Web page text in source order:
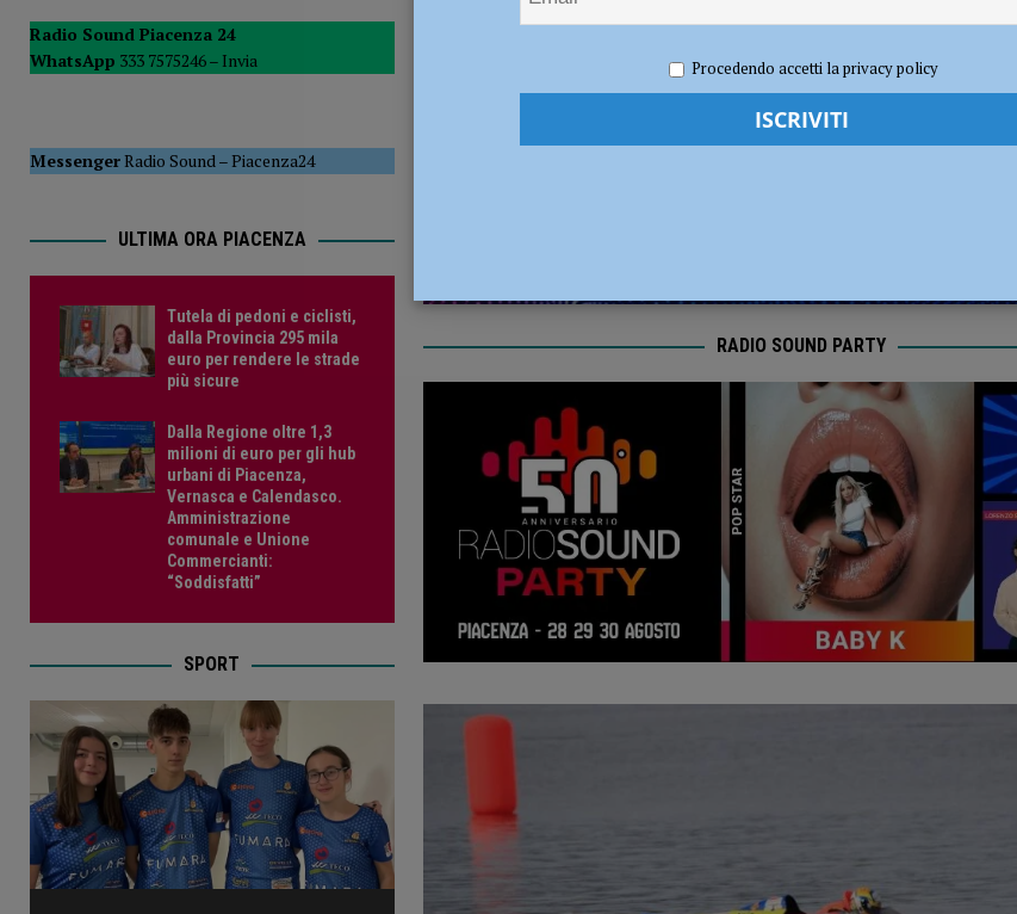
[ 5 Agosto 2026 ] “Contro la violenza sulle donne, mai bandiera bianca”, Piacenza rilancia la campagna nazionale di Anci e Presidenza
del Consiglio Redazione MC Motori,Sport
RADIO SOUND PARTY
Radio Sound Piacenza 24
WhatsApp 333 7575246 – Invia
MessengerRadio Sound–Piacenza24
ULTIMA ORA PIACENZA
Tutela di pedoni e ciclisti,
dalla Provincia 295 mila
euro per rendere le strade
più sicure
Dalla Regione oltre 1,3
milioni di euro per gli hub
urbani di Piacenza,
Vernasca e Calendasco.
Amministrazione
comunale e Unione
Commercianti:
“Soddisfatti”
SPORT
Procedendo accetti la privacy policy